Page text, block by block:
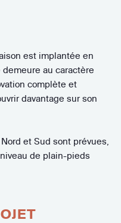
est implantée en
au caractère
complète et
davantage sur son
et Sud sont prévues,
de plain-pieds